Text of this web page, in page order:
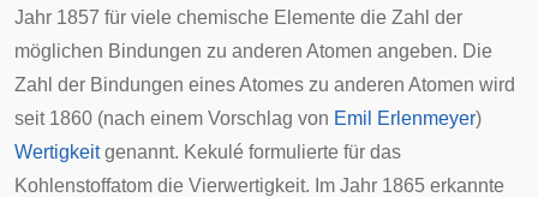
Jahr 1857 für viele chemische Elemente die Zahl der
möglichen Bindungen zu anderen Atomen angeben. Die
Zahl der Bindungen eines Atomes zu anderen Atomen wird
seit 1860 (nach einem Vorschlag von Emil Erlenmeyer)
Wertigkeitgenannt. Kekulé formulierte für das
Kohlenstoffatom die Vierwertigkeit. Im Jahr 1865 erkannte